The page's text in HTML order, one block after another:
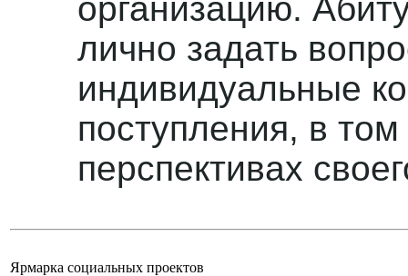
организацию.
лично задать
индивидуальные
поступления, в
перспективах
Ярмарка социальных проектов